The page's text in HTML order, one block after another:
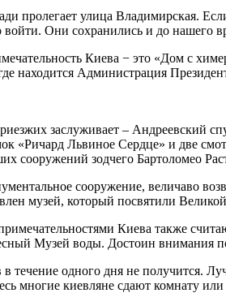
пролегает улица Владимирская.
Они сохранились и до нашего
Киева − это «Дом с
находится Администрация
заслуживает – Андреевский
«Ричард Львиное Сердце» и две
сооружений зодчего Бартоломео
сооружение, величаво
музей, который посвятили
Киева также
Музей воды. Достоин внимания
течение одного дня не получится.
многие киевляне сдают комнату